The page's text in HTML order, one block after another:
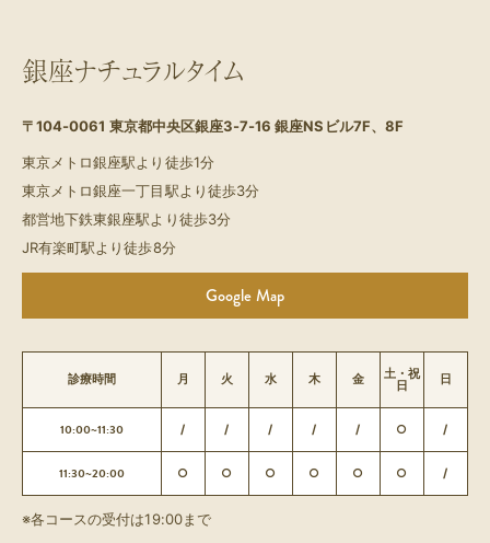
銀座ナチュラルタイム
〒104-0061 東京都中央区銀座3-7-16 銀座NSビル7F、8F
東京メトロ銀座駅より徒歩1分
東京メトロ銀座一丁目駅より徒歩3分
都営地下鉄東銀座駅より徒歩3分
JR有楽町駅より徒歩8分
Google Map
診療時間 月 火 水 木 金 土・祝
日 日
10:00~11:30 / / / / / ○ /
11:30~20:00 ○ ○ ○ ○ ○ ○ /
※各コースの受付は19:00まで